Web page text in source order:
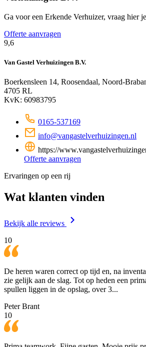
Ga voor een Erkende Verhuizer, vraag hier
Offerte aanvragen
9,6
Van Gastel Verhuizingen B.V.
Boerkensleen 14, Roosendaal, Noord-
4705 RL
KvK: 60983795
0165-537169
info@vangastelverhuizingen.nl
https://
Offerte aanvragen
Ervaringen op een rij
Wat klanten vinden
Bekijk alle reviews
10
De heren waren correct op tijd en, na
zie gelijk aan de slag. Tot op heden een
spullen liggen in de opslag, over 3...
Peter Brant
10